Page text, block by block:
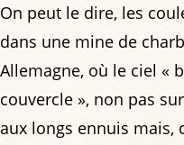
On peut le dire, les
dans une mine de
Allemagne, où le ciel «
couvercle », non pas
aux longs ennuis mais,